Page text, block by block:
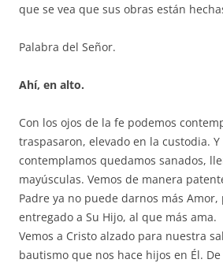
que se vea que sus obras están
Palabra del Señor.
Ahí, en alto.
Con los ojos de la fe podemos
traspasaron, elevado en la custodia.
contemplamos quedamos sanados,
mayúsculas. Vemos de manera
Padre ya no puede darnos más
entregado a Su Hijo, al que más ama.
Vemos a Cristo alzado para nuestra
bautismo que nos hace hijos en Él. De